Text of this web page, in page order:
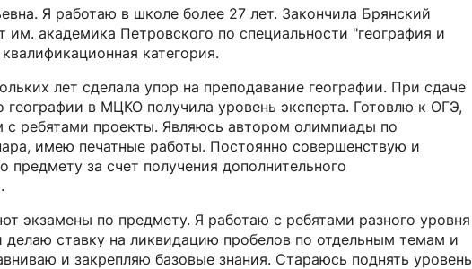
Я работаю в школе более 27 лет. Закончила Брянский
им. академика Петровского по специальности "география и
категория.
лет сделала упор на преподавание географии. При сдаче
географии в МЦКО получила уровень эксперта. Готовлю к ОГЭ,
с ребятами проекты. Являюсь автором олимпиады по
имею печатные работы. Постоянно совершенствую и
за счет получения дополнительного
экзамены по предмету. Я работаю с ребятами разного уровня
делаю ставку на ликвидацию пробелов по отдельным темам и
и закрепляю базовые знания. Стараюсь поднять уровень